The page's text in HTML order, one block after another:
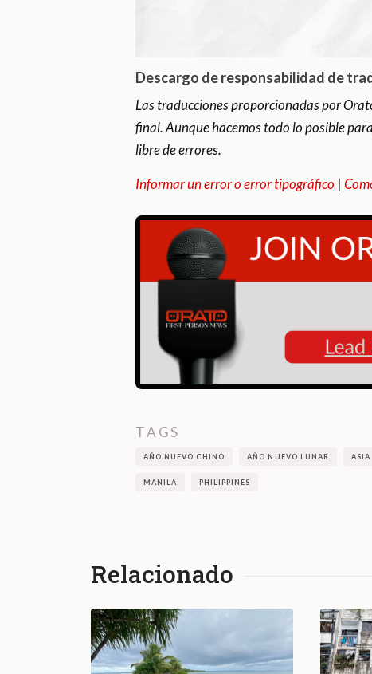
Descargo de responsabilidad de
Las traducciones proporcionadas por
final. Aunque hacemos todo lo posible
libre de errores.
Informar un error o error tipográfico |
TAGS
AÑO NUEVO CHINO AÑO NUEVO LUNAR ASIA
MANILA PHILIPPINES
Relacionado